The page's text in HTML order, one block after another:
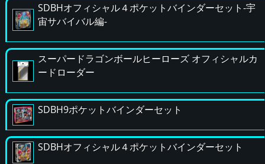
SDBHオフィシャル４ポケットバインダーセット-宇
宙サバイバル編-
スーパードラゴンボールヒーローズ オフィシャルカ
ードローダー
SDBH9ポケットバインダーセット
SDBHオフィシャル４ポケットバインダーセット